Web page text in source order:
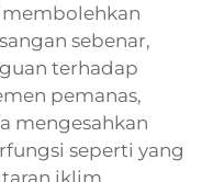
membolehkan
sebenar,
terhadap
pemanas,
mengesahkan
seperti yang
iklim